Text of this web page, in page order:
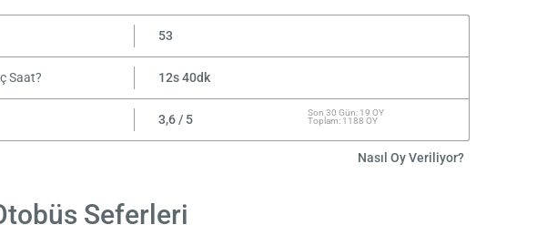
53
Saat? 12s 40dk
3,6 / 5
Son 30 Gün: 19 OY
Toplam: 1188 OY
Nasıl Oy Veriliyor?
Seferleri